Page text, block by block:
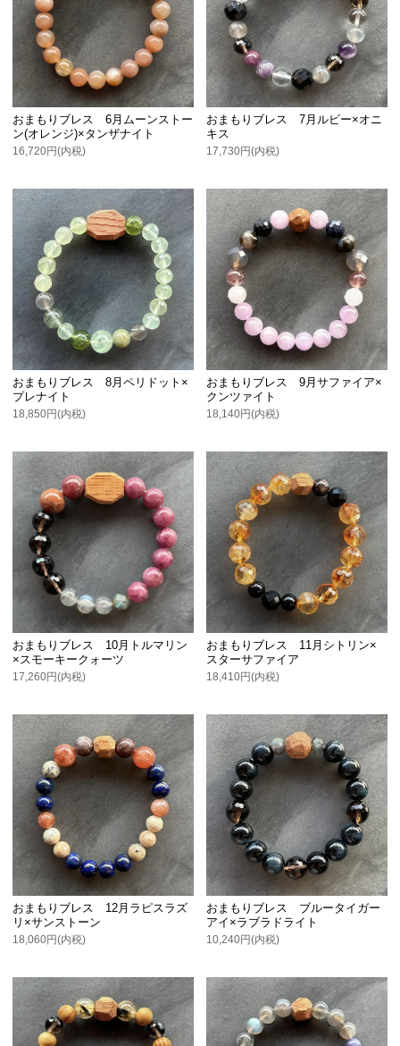
おまもりブレス 6月ムーンストー
ン(オレンジ)×タンザナイト
16,720円(内税)
おまもりブレス 7月ルビー×オニ
キス
17,730円(内税)
おまもりブレス 8月ペリドット×
プレナイト
18,850円(内税)
おまもりブレス 9月サファイア×
クンツァイト
18,140円(内税)
おまもりブレス 10月トルマリン
×スモーキークォーツ
17,260円(内税)
おまもりブレス 11月シトリン×
スターサファイア
18,410円(内税)
おまもりブレス 12月ラピスラズ
リ×サンストーン
18,060円(内税)
おまもりブレス ブルータイガー
アイ×ラブラドライト
10,240円(内税)